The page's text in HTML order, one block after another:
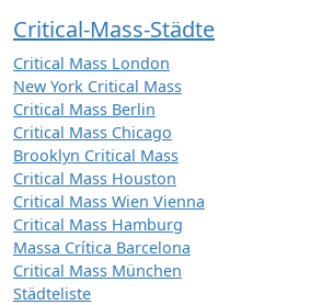
Critical-Mass-Städte
Critical Mass London
New York Critical Mass
Critical Mass Berlin
Critical Mass Chicago
Brooklyn Critical Mass
Critical Mass Houston
Critical Mass Wien Vienna
Critical Mass Hamburg
Massa Crítica Barcelona
Critical Mass München
Städteliste